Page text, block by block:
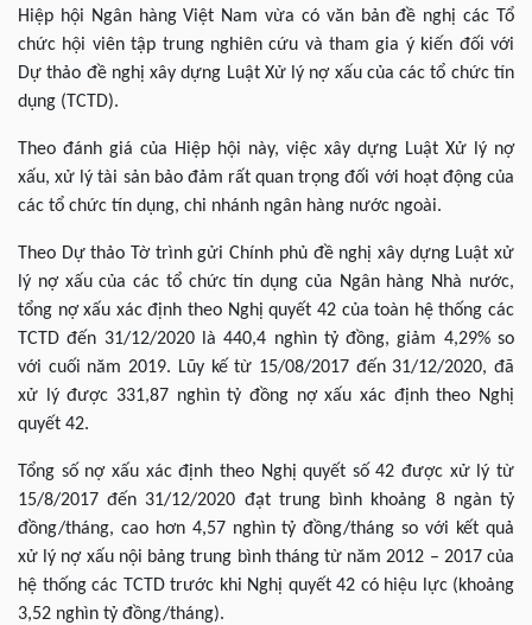
Hiệp hội Ngân hàng Việt Nam vừa có văn bản đề nghị các Tổ
chức hội viên tập trung nghiên cứu và tham gia ý kiến đối với
Dự thảo đề nghị xây dựng Luật Xử lý nợ xấu của các tổ chức tín
dụng (TCTD).
Theo đánh giá của Hiệp hội này, việc xây dựng Luật Xử lý nợ
xấu, xử lý tài sản bảo đảm rất quan trọng đối với hoạt động của
các tổ chức tín dụng, chi nhánh ngân hàng nước ngoài.
Theo Dự thảo Tờ trình gửi Chính phủ đề nghị xây dựng Luật xử
lý nợ xấu của các tổ chức tín dụng của Ngân hàng Nhà nước,
tổng nợ xấu xác định theo Nghị quyết 42 của toàn hệ thống các
TCTD đến 31/12/2020 là 440,4 nghìn tỷ đồng, giảm 4,29% so
với cuối năm 2019. Lũy kế từ 15/08/2017 đến 31/12/2020, đã
xử lý được 331,87 nghìn tỷ đồng nợ xấu xác định theo Nghị
quyết 42.
Tổng số nợ xấu xác định theo Nghị quyết số 42 được xử lý từ
15/8/2017 đến 31/12/2020 đạt trung bình khoảng 8 ngàn tỷ
đồng/tháng, cao hơn 4,57 nghìn tỷ đồng/tháng so với kết quả
xử lý nợ xấu nội bảng trung bình tháng từ năm 2012 – 2017 của
hệ thống các TCTD trước khi Nghị quyết 42 có hiệu lực (khoảng
3,52 nghìn tỷ đồng/tháng).